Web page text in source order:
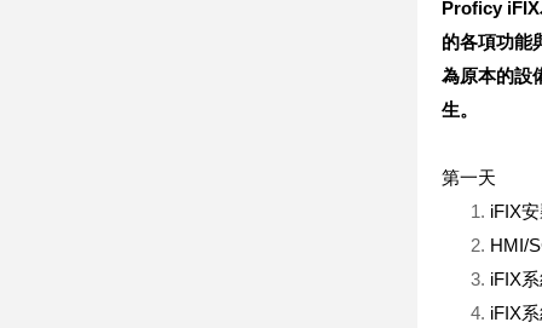
Proficy iFIX
的各項功能
為原本的設
生。
第一天
iFIX
HMI/
iFIX
iFIX